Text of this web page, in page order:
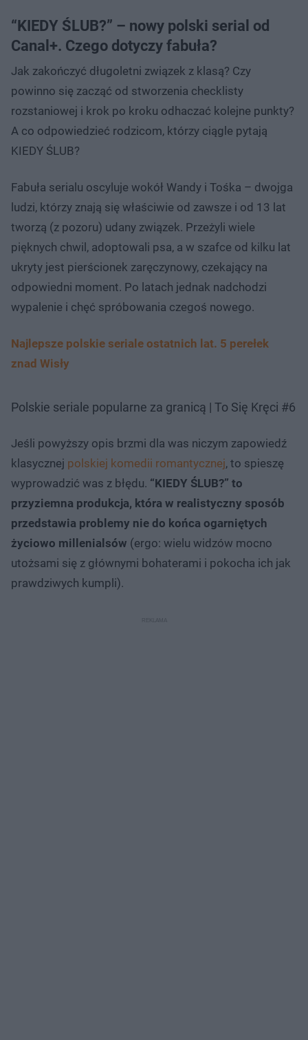
“KIEDY ŚLUB?” – nowy polski serial od
Canal+. Czego dotyczy fabuła?
Jak zakończyć długoletni związek z klasą? Czy
powinno się zacząć od stworzenia checklisty
rozstaniowej i krok po kroku odhaczać kolejne punkty?
A co odpowiedzieć rodzicom, którzy ciągle pytają
KIEDY ŚLUB?
Fabuła serialu oscyluje wokół Wandy i Tośka – dwojga
ludzi, którzy znają się właściwie od zawsze i od 13 lat
tworzą (z pozoru) udany związek. Przeżyli wiele
pięknych chwil, adoptowali psa, a w szafce od kilku lat
ukryty jest pierścionek zaręczynowy, czekający na
odpowiedni moment. Po latach jednak nadchodzi
wypalenie i chęć spróbowania czegoś nowego.
Najlepsze polskie seriale ostatnich lat. 5 perełek
znad Wisły
Polskie seriale popularne za granicą | To Się Kręci #6
Jeśli powyższy opis brzmi dla was niczym zapowiedź
klasycznej polskiej komedii romantycznej, to spieszę
wyprowadzić was z błędu. “KIEDY ŚLUB?” to
przyziemna produkcja, która w realistyczny sposób
przedstawia problemy nie do końca ogarniętych
życiowo millenialsów (ergo: wielu widzów mocno
utożsami się z głównymi bohaterami i pokocha ich jak
prawdziwych kumpli).